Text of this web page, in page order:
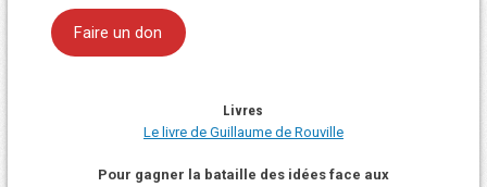
Faire un don
Livres
Le livre de Guillaume de Rouville
Pour gagner la bataille des idées face aux